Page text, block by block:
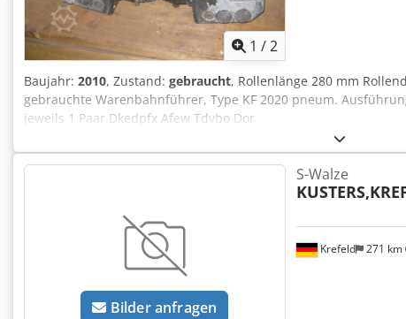
1 /2
Baujahr: 2010, Zustand: gebraucht, Rollenlänge 280 mm
gebrauchte Warenbahnführer, Type KF 2020 pneum.
jeweils 1 Paar Dkedpfx Afew Tdvbo Dor
Bilder anfragen
Krefeld 271 km
S-Walze